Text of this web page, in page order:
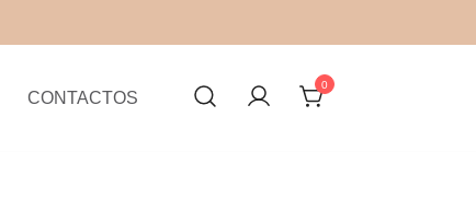
CONTACTOS
0